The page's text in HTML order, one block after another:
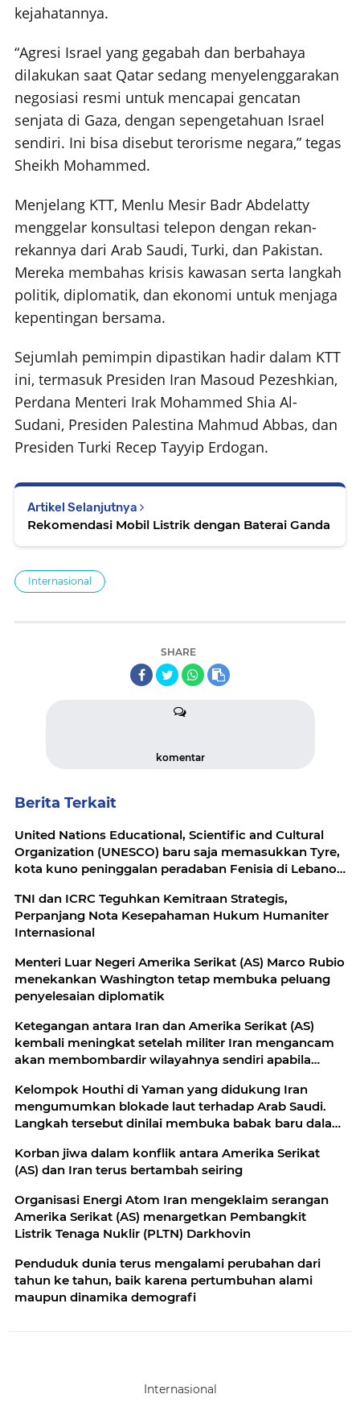
kejahatannya.
“Agresi Israel yang gegabah dan berbahaya
dilakukan saat Qatar sedang menyelenggarakan
negosiasi resmi untuk mencapai gencatan
senjata di Gaza, dengan sepengetahuan Israel
sendiri. Ini bisa disebut terorisme negara,” tegas
Sheikh Mohammed.
Menjelang KTT, Menlu Mesir Badr Abdelatty
menggelar konsultasi telepon dengan rekan-
rekannya dari Arab Saudi, Turki, dan Pakistan.
Mereka membahas krisis kawasan serta langkah
politik, diplomatik, dan ekonomi untuk menjaga
kepentingan bersama.
Sejumlah pemimpin dipastikan hadir dalam KTT
ini, termasuk Presiden Iran Masoud Pezeshkian,
Perdana Menteri Irak Mohammed Shia Al-
Sudani, Presiden Palestina Mahmud Abbas, dan
Presiden Turki Recep Tayyip Erdogan.
Artikel Selanjutnya
Rekomendasi Mobil Listrik dengan Baterai Ganda
Internasional
SHARE
komentar
Berita Terkait
United Nations Educational, Scientific and Cultural
Organization (UNESCO) baru saja memasukkan Tyre,
kota kuno peninggalan peradaban Fenisia di Lebanon
TNI dan ICRC Teguhkan Kemitraan Strategis,
Perpanjang Nota Kesepahaman Hukum Humaniter
Internasional
Menteri Luar Negeri Amerika Serikat (AS) Marco Rubio
menekankan Washington tetap membuka peluang
penyelesaian diplomatik
Ketegangan antara Iran dan Amerika Serikat (AS)
kembali meningkat setelah militer Iran mengancam
akan membombardir wilayahnya sendiri apabila
Kelompok Houthi di Yaman yang didukung Iran
mengumumkan blokade laut terhadap Arab Saudi.
Langkah tersebut dinilai membuka babak baru dalam
Korban jiwa dalam konflik antara Amerika Serikat
(AS) dan Iran terus bertambah seiring
Organisasi Energi Atom Iran mengeklaim serangan
Amerika Serikat (AS) menargetkan Pembangkit
Listrik Tenaga Nuklir (PLTN) Darkhovin
Penduduk dunia terus mengalami perubahan dari
tahun ke tahun, baik karena pertumbuhan alami
maupun dinamika demografi
Internasional